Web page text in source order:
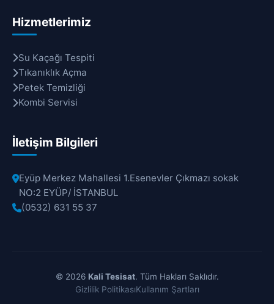
Hizmetlerimiz
Su Kaçağı Tespiti
Tıkanıklık Açma
Petek Temizliği
Kombi Servisi
İletişim Bilgileri
Eyüp Merkez Mahallesi 1.Esenevler Çıkmazı sokak
NO:2 EYÜP/ İSTANBUL
(0532) 631 55 37
© 2026 Kali Tesisat. Tüm Hakları Saklıdır.
Gizlilik PolitikasıKullanım Şartları